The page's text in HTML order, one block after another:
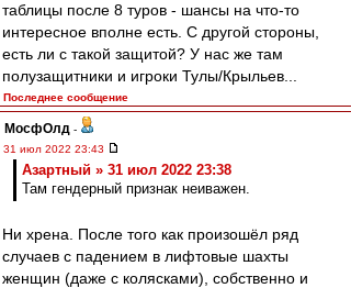
таблицы после 8 туров - шансы на что-то
интересное вполне есть. С другой стороны,
есть ли с такой защитой? У нас же там
полузащитники и игроки Тулы/Крыльев...
Последнее сообщение
МосфОлд -
31 июл 2022 23:43
Азартный » 31 июл 2022 23:38
Там гендерный признак неиважен.
Ни хрена. После того как произошёл ряд
случаев с падением в лифтовые шахты
женщин (даже с колясками), собственно и